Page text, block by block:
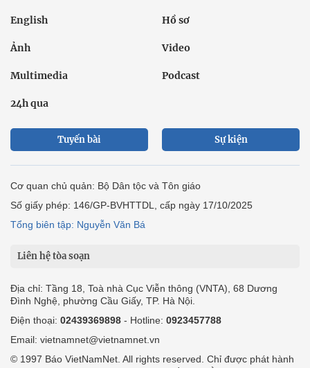
English Hồ sơ
Ảnh Video
Multimedia Podcast
24h qua
Tuyến bài Sự kiện
Cơ quan chủ quản: Bộ Dân tộc và Tôn giáo
Số giấy phép: 146/GP-BVHTTDL, cấp ngày 17/10/2025
Tổng biên tập: Nguyễn Văn Bá
Liên hệ tòa soạn
Địa chỉ: Tầng 18, Toà nhà Cục Viễn thông (VNTA), 68 Dương
Đình Nghệ, phường Cầu Giấy, TP. Hà Nội.
Điện thoại: 02439369898 - Hotline: 0923457788
Email: vietnamnet@vietnamnet.vn
© 1997 Báo VietNamNet. All rights reserved. Chỉ được phát hành